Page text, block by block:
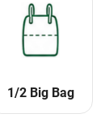
1/2 Big Bag